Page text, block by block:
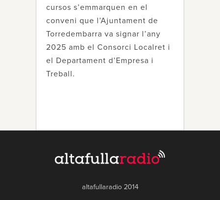
cursos s’emmarquen en el
conveni que l’Ajuntament de
Torredembarra va signar l’any
2025 amb el Consorci Localret i
el Departament d’Empresa i
Treball.
altafullaradio 2014